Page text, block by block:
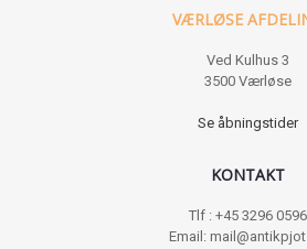
VÆRLØSE
Ved Kulhus 3
3500 Værløse
Se åbningstider
KONTAKT
Tlf : +45 3296 0596
Email: